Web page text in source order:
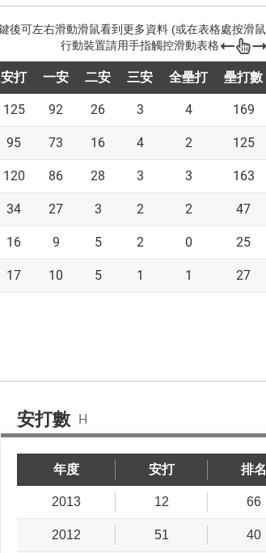
安打 一安 二安 三安 全壘打 壘打數
125 92 26 3 4 169
95 73 16 4 2 125
120 86 28 3 3 163
34 27 3 2 2 47
16 9 5 2 0 25
17 10 5 1 1 27
安打數 H
年度 安打 排名
2013 12 66
2012 51 40